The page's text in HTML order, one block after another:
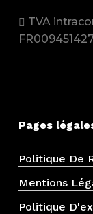
TVA
Pages
Politique De
Mentions
Politique